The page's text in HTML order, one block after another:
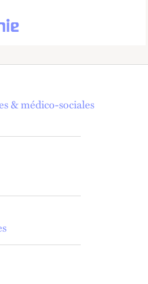
& médico-sociales